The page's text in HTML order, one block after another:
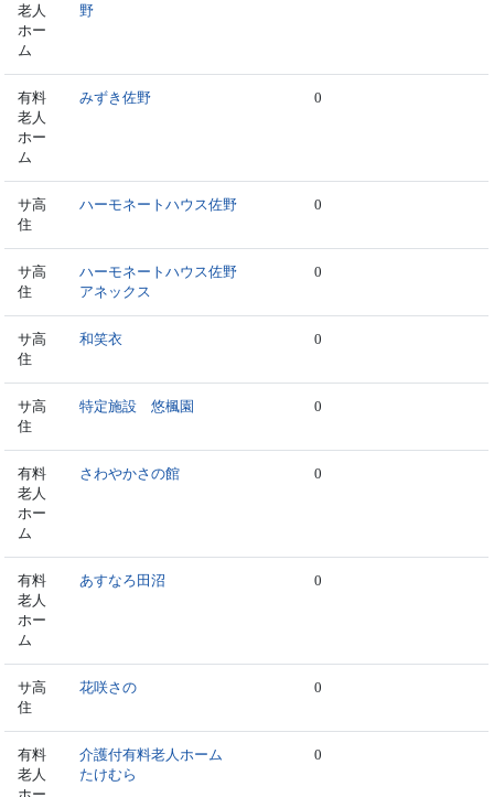
老人
ホー
ム
野
有料
老人
ホー
ム
みずき佐野 0
サ高
住
ハーモネートハウス佐野 0
サ高
住
ハーモネートハウス佐野
アネックス
0
サ高
住
和笑衣 0
サ高
住
特定施設 悠楓園 0
有料
老人
ホー
ム
さわやかさの館 0
有料
老人
ホー
ム
あすなろ田沼 0
サ高
住
花咲さの 0
有料
老人
介護付有料老人ホーム
たけむら
0